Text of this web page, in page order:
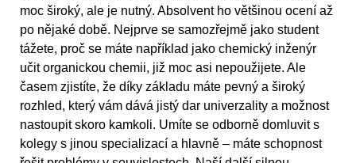
moc široký, ale je nutný. Absolvent ho většinou ocení až
po nějaké době. Nejprve se samozřejmě jako student
tážete, proč se máte například jako chemický inženýr
učit organickou chemii, již moc asi nepoužijete. Ale
časem zjistíte, že díky základu máte pevný a široký
rozhled, který vám dává jistý dar univerzality a možnost
nastoupit skoro kamkoli. Umíte se odborně domluvit s
kolegy s jinou specializací a hlavně – máte schopnost